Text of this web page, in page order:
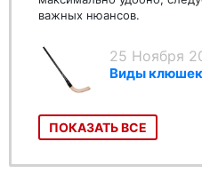
важных нюансов.
25 Ноября
Виды
ПОКАЗАТЬ ВСЕ